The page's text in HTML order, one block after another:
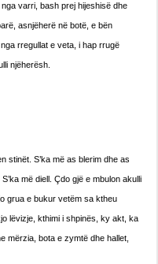
varri, bash prej hijeshisë dhe
asnjëherë në botë, e bën
rregullat e veta, i hap rrugë
njëherësh.
stinët. S’ka më as blerim dhe as
më diell. Çdo gjë e mbulon akulli
grua e bukur vetëm sa ktheu
lëvizje, kthimi i shpinës, ky akt, ka
mërzia, bota e zymtë dhe hallet,